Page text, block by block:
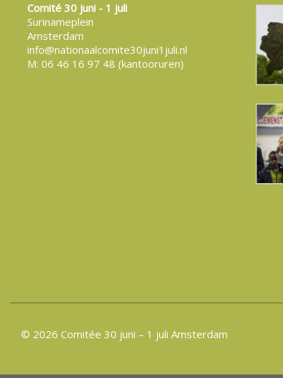
Comité 30 juni - 1 juli
Surinameplein
Amsterdam
info@nationaalcomite30juni1juli.nl
M: 06 46 16 97 48 (kantooruren)
© 2026 Comitée 30 juni – 1 juli Amsterdam